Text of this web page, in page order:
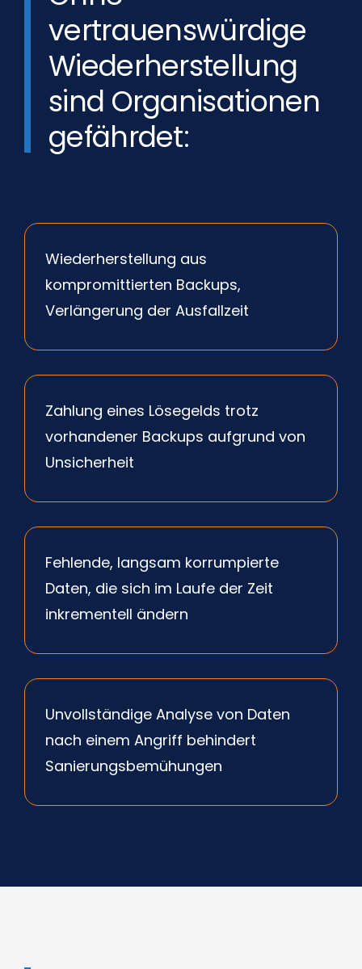
vertrauenswürdige
Wiederherstellung
sind Organisationen
gefährdet:
Wiederherstellung aus
kompromittierten Backups,
Verlängerung der Ausfallzeit
Zahlung eines Lösegelds trotz
vorhandener Backups aufgrund von
Unsicherheit
Fehlende, langsam korrumpierte
Daten, die sich im Laufe der Zeit
inkrementell ändern
Unvollständige Analyse von Daten
nach einem Angriff behindert
Sanierungsbemühungen